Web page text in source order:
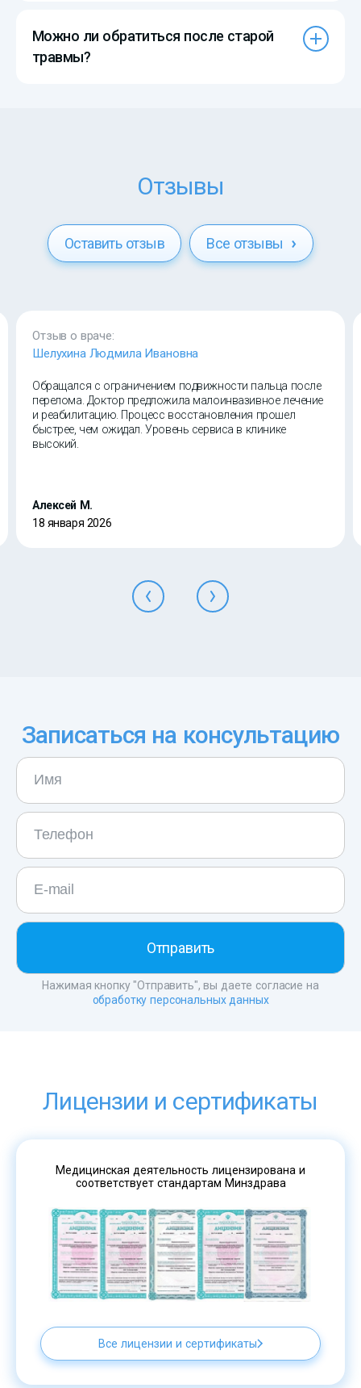
Можно ли обратиться после старой
травмы?
Отзывы
Оставить отзыв Все отзывы
Отзыв о враче:
Шелухина Людмила Ивановна
Обращался с ограничением подвижности пальца после
перелома. Доктор предложила малоинвазивное лечение
и реабилитацию. Процесс восстановления прошел
быстрее, чем ожидал. Уровень сервиса в клинике
высокий.
Алексей М.
18 января 2026
Записаться на консультацию
Нажимая кнопку "Отправить", вы даете согласие на
обработку персональных данных
Лицензии и сертификаты
Медицинская деятельность лицензирована и
соответствует стандартам Минздрава
Все лицензии и сертификаты